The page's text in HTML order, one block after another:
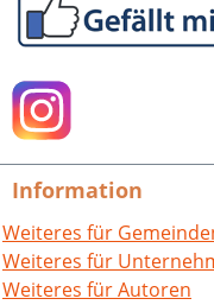
Information
Weiteres für
Weiteres für
Weiteres für Autoren